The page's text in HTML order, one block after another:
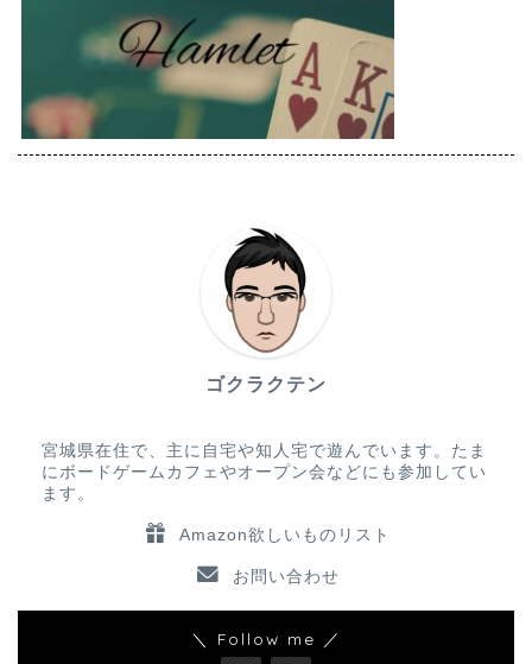
ゴクラクテン
宮城県在住で、主に自宅や知人宅で遊んでいます。たま
にボードゲームカフェやオープン会などにも参加してい
ます。
Amazon欲しいものリスト
お問い合わせ
＼ Follow me ／